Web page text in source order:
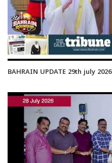
BAHRAIN UPDATE 29th july 2026